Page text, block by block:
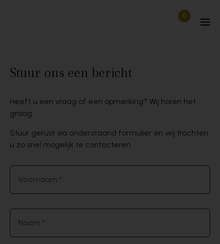
0Items in
Stuur ons een bericht
Heeft u een vraag of een opmerking? Wij horen het
graag.
Stuur gerust via onderstaand formulier en wij trachten
u zo snel mogelijk te contacteren.
Voornaam *
Naam *